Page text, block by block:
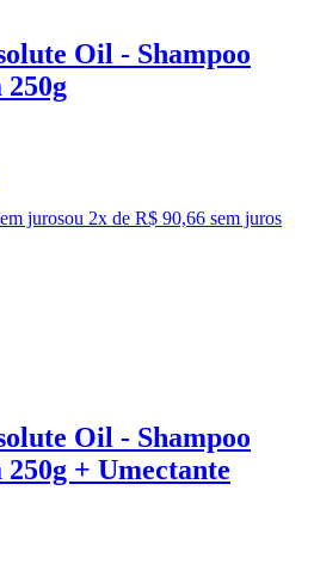
Oil - Shampoo
jurosou 2x de R$ 90,66 sem juros
Oil - Shampoo
+ Umectante